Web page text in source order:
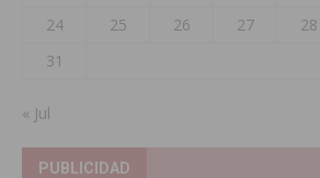
24
25 26 27 28
31
« Jul
PUBLICIDAD